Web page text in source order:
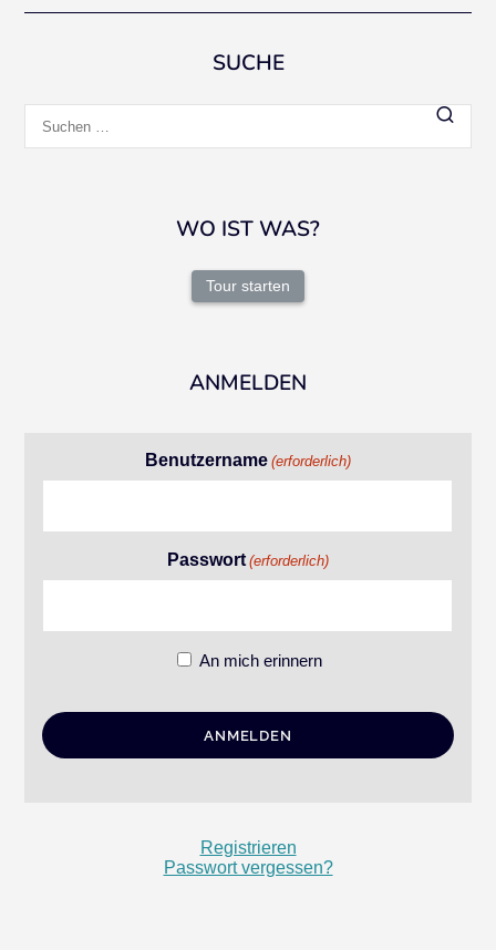
SUCHE
nach:
WO IST WAS?
Tour starten
ANMELDEN
Benutzername (erforderlich)
Passwort (erforderlich)
An mich erinnern
Registrieren
Passwort vergessen?